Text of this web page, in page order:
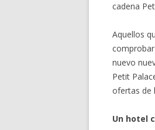
cadena
Aquellos
nuevo
Petit
ofertas de
Un hotel